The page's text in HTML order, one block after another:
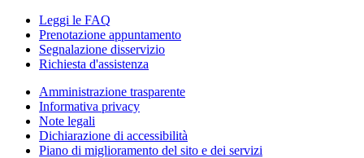
Leggi le FAQ
Prenotazione appuntamento
Segnalazione disservizio
Richiesta d'assistenza
Amministrazione trasparente
Informativa privacy
Note legali
Dichiarazione di accessibilità
Piano di miglioramento del sito e dei servizi